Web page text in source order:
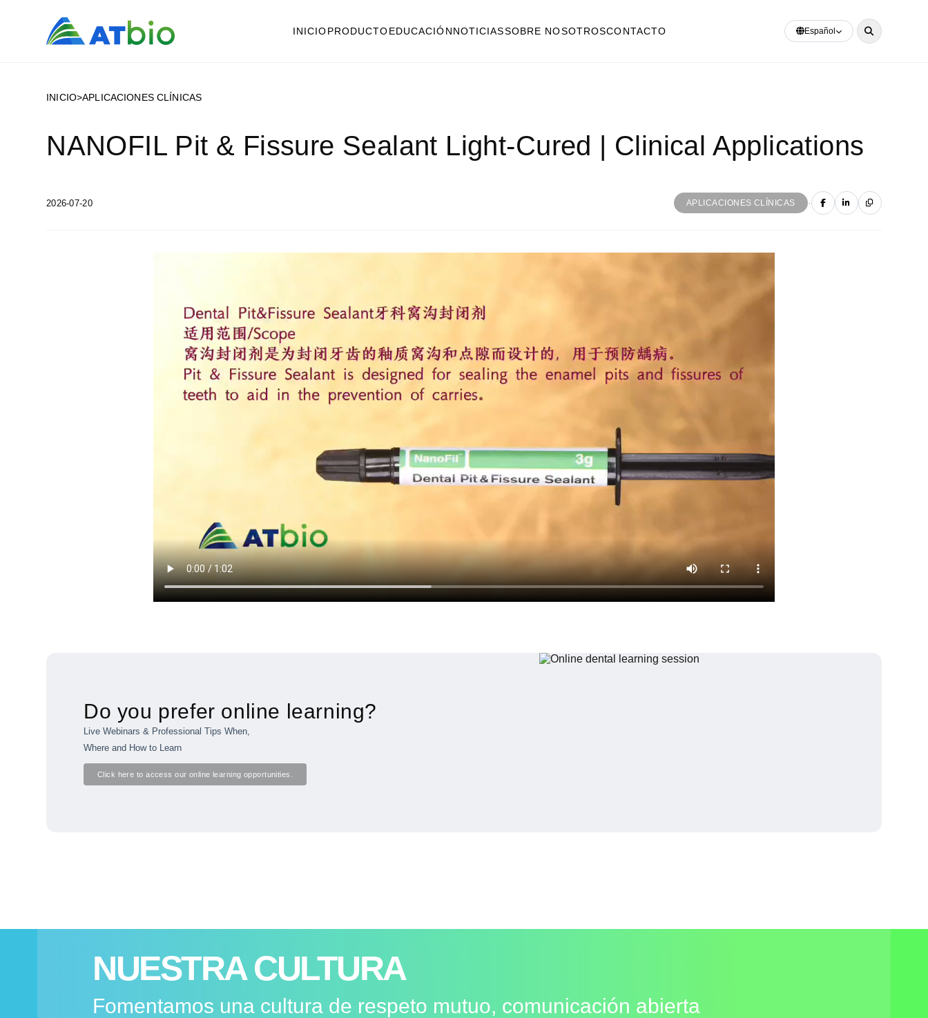
INICIOPRODUCTOEDUCACIÓNNOTICIASSOBRE NOSOTROSCONTACTO Español
INICIO>APLICACIONES CLÍNICAS
NANOFIL Pit & Fissure Sealant Light-Cured | Clinical Applications
2026-07-20 APLICACIONES CLÍNICAS ·
Do you prefer online learning?
Live Webinars & Professional Tips When,
Where and How to Learn
Click here to access our online learning opportunities.
NUESTRA CULTURA
Fomentamos una cultura de respeto mutuo, comunicación abierta